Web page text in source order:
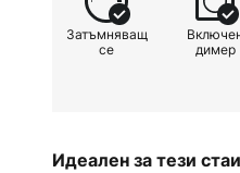
Затъмняващ
се
димер
Идеален за тези стаи